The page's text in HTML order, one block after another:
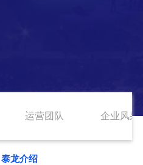
运营团队 企业风采
泰龙介绍